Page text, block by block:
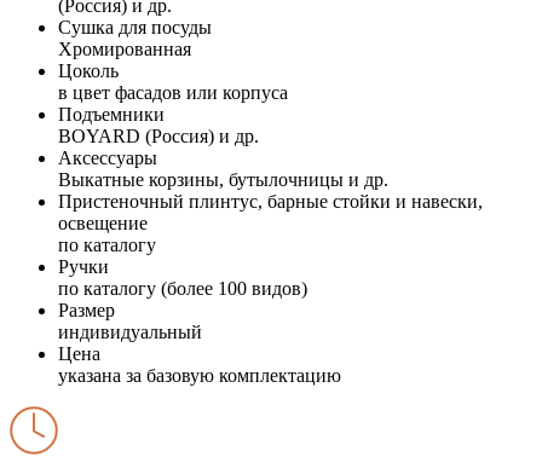
(Россия) и др.
Сушка для посуды
Хромированная
Цоколь
в цвет фасадов или корпуса
Подъемники
BOYARD (Россия) и др.
Аксессуары
Выкатные корзины, бутылочницы и др.
Пристеночный плинтус, барные стойки и навески,
освещение
по каталогу
Ручки
по каталогу (более 100 видов)
Размер
индивидуальный
Цена
указана за базовую комплектацию